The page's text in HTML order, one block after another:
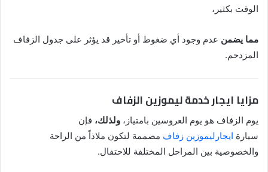
الوقت بكثير،
مما يضمن عدم وجود أي ضغوط أو تأخير قد يؤثر على جدول الزفاف
المزدحم.
مزايا ايجار خدمة ليموزين الزفاف
يوم الزفاف هو يوم العروسين بامتياز، ولذلك، فإن
سيارة ايجارليموزين زفاف مصممة لتكون ملاذاً من الراحة
والخصوصية بين المراحل المختلفة للاحتفال.